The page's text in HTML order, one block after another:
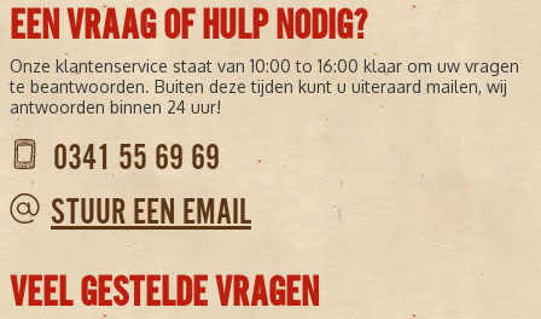
EEN VRAAG OF HULP NODIG?
Onze klantenservice staat van 10:00 to 16:00 klaar om uw vragen
te beantwoorden. Buiten deze tijden kunt u uiteraard mailen, wij
antwoorden binnen 24 uur!
0341 55 69 69
STUUR EEN EMAIL
VEEL GESTELDE VRAGEN